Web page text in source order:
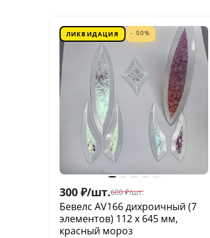
ЛИКВИДАЦИЯ - 50%
300 ₽/шт.600 ₽/шт.
Бевелс AV166 дихроичный (7
элементов) 112 х 645 мм,
красный мороз